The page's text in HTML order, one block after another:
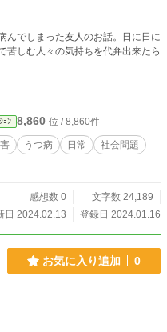
んでしまった友人のお話。日に日に
苦しむ人々の気持ちを代弁出来たら
ｮﾝ 8,860 位 / 8,860件
うつ病 日常
社会問題
感想数 0
文字数 24,189
日 2024.02.13
登録日 2024.01.16
お気に入り追加 0